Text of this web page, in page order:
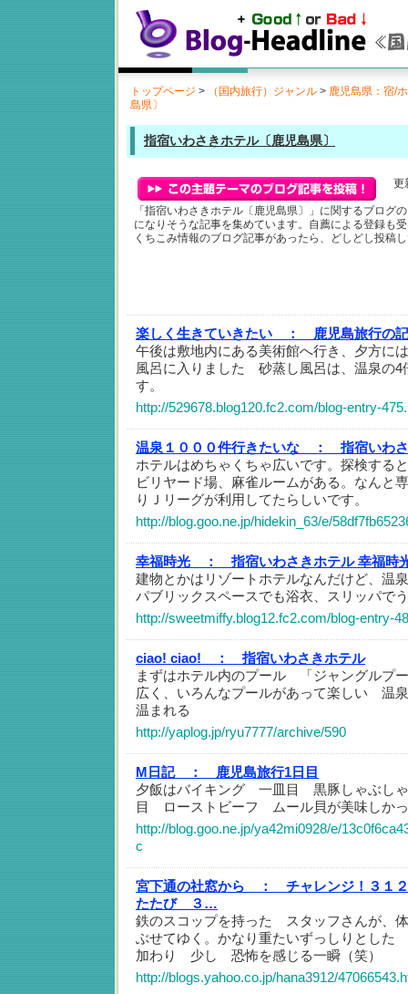
トップページ > （国内旅行）ジャンル > 鹿児島県：宿/
島県〕
指宿いわさきホテル〔鹿児島県〕
更
「指宿いわさきホテル〔鹿児島県〕」に関するブログ
になりそうな記事を集めています。自薦による登録も
くちこみ情報のブログ記事があったら、どしどし投稿
楽しく生きていきたい ：
鹿児島旅行の
午後は敷地内にある美術館へ行き、夕方に
風呂に入りました 砂蒸し風呂は、温泉の4
す。
http://529678.blog120.fc2.com/blog-entry-
温泉１０００件行きたいな ：
指宿いわ
ホテルはめちゃくちゃ広いです。探検する
ビリヤード場、麻雀ルームがある。なんと
りＪリーグが利用してたらしいです。
http://blog.goo.ne.jp/hidekin_63/e/
幸福時光 ：
指宿いわさきホテル 幸福時
建物とかはリゾートホテルなんだけど、温
パブリックスペースでも浴衣、スリッパで
http://sweetmiffy.blog12.fc2.com/blog-entry-
ciao! ciao! ：
指宿いわさきホテル
まずはホテル内のプール 「ジャングルプ
広く、いろんなプールがあって楽しい 温
温まれる
http://yaplog.jp/ryu7777/archive/590
M日記 ：
鹿児島旅行1日目
夕飯はバイキング 一皿目 黒豚しゃぶし
目 ローストビーフ ムール貝が美味しか
http://blog.goo.ne.jp/ya42mi0928/e/
c
宮下通の社窓から ：
チャレンジ！３１
たたび ３…
鉄のスコップを持った スタッフさんが、
ぶせてゆく。かなり重たいずっしりとし
加わり 少し 恐怖を感じる一瞬（笑）
http://blogs.yahoo.co.jp/hana3912/